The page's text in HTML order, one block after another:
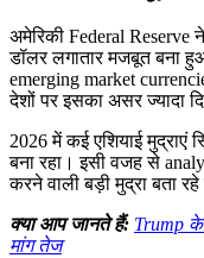
अमेरिकी Federal
डॉलर लगातार मजबूत बना
emerging market
देशों पर इसका असर ज्यादा
2026 में कई एशियाई मुद्राएं
बना रहा। इसी वजह से
करने वाली बड़ी मुद्रा बता रहे
क्या आप जानते हैं: Trump के
मांग तेज